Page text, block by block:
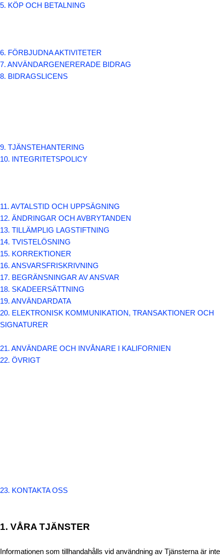
5. KÖP OCH BETALNING
6. FÖRBJUDNA AKTIVITETER
7. ANVÄNDARGENERERADE BIDRAG
8. BIDRAGSLICENS
9. TJÄNSTEHANTERING
10. INTEGRITETSPOLICY
11. AVTALSTID OCH UPPSÄGNING
12. ÄNDRINGAR OCH AVBRYTANDEN
13. TILLÄMPLIG LAGSTIFTNING
14. TVISTELÖSNING
15. KORREKTIONER
16. ANSVARSFRISKRIVNING
17. BEGRÄNSNINGAR AV ANSVAR
18. SKADEERSÄTTNING
19. ANVÄNDARDATA
20. ELEKTRONISK KOMMUNIKATION, TRANSAKTIONER OCH
SIGNATURER
21. ANVÄNDARE OCH INVÅNARE I KALIFORNIEN
22. ÖVRIGT
23. KONTAKTA OSS
1. VÅRA TJÄNSTER
Informationen som tillhandahålls vid användning av Tjänsterna är inte